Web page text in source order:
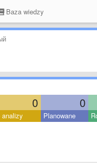
Baza wiedzy
0 0
Planowane